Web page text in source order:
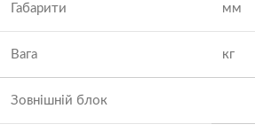
Габарити мм
Вага кг
Зовнішній блок